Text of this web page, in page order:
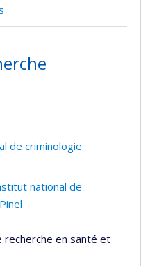
de criminologie
national de
en santé et